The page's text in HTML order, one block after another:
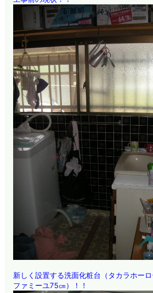
新しく設置する洗面化粧台（タカラホー
ファミーユ75㎝）！！